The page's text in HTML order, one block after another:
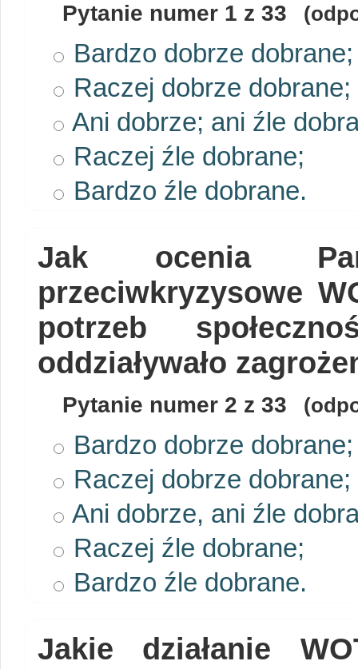
Pytanie numer 1 z 33
Bardzo dobrze dobrane;
Raczej dobrze dobrane;
Ani dobrze; ani źle
Raczej źle dobrane;
Bardzo źle dobrane.
Jak ocenia
przeciwkryzysowe
potrzeb
oddziaływało
Pytanie numer 2 z 33
Bardzo dobrze dobrane;
Raczej dobrze dobrane;
Ani dobrze, ani źle
Raczej źle dobrane;
Bardzo źle dobrane.
Jakie działanie